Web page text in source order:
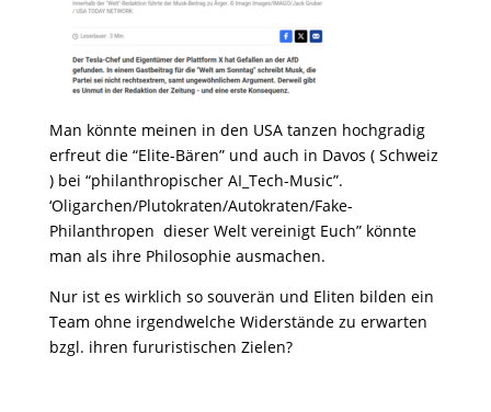
Man könnte meinen in den USA tanzen hochgradig
erfreut die “Elite-Bären” und auch in Davos ( Schweiz
) bei “philanthropischer AI_Tech-Music”.
‘Oligarchen/Plutokraten/Autokraten/Fake-
Philanthropen dieser Welt vereinigt Euch” könnte
man als ihre Philosophie ausmachen.
Nur ist es wirklich so souverän und Eliten bilden ein
Team ohne irgendwelche Widerstände zu erwarten
bzgl. ihren fururistischen Zielen?